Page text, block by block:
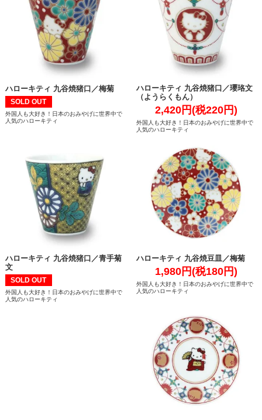
ハローキティ 九谷焼猪口／梅菊
SOLD OUT
外国人も大好き！日本のおみやげに世界中で
人気のハローキティ
ハローキティ 九谷焼猪口／瓔珞文
（ようらくもん）
2,420円(税220円)
外国人も大好き！日本のおみやげに世界中で
人気のハローキティ
ハローキティ 九谷焼猪口／青手菊
文
SOLD OUT
外国人も大好き！日本のおみやげに世界中で
人気のハローキティ
ハローキティ 九谷焼豆皿／梅菊
1,980円(税180円)
外国人も大好き！日本のおみやげに世界中で
人気のハローキティ